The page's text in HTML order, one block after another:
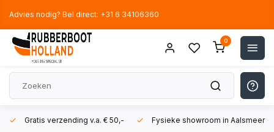
Advies nodig? Bel direct: +31 6 34106360
0
Gratis verzending v.a. € 50,- Fysieke showroom in Aalsmeer!